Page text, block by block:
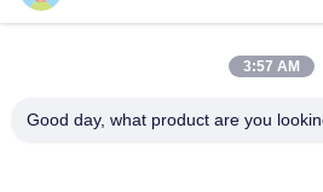
3:57 AM
Good day, what product are you